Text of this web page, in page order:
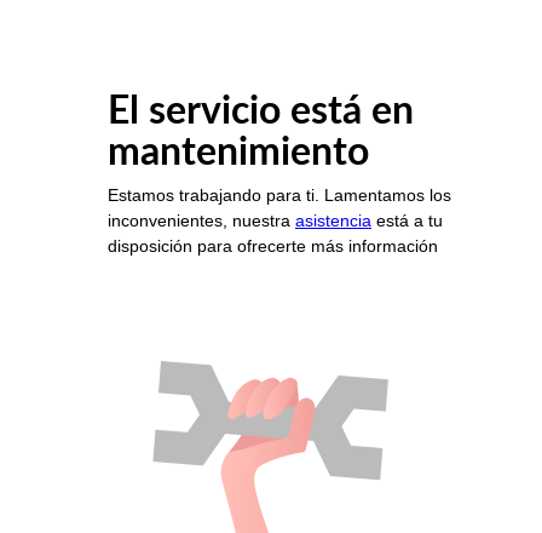
El servicio está en
mantenimiento
Estamos trabajando para ti. Lamentamos los
inconvenientes, nuestra asistencia está a tu
disposición para ofrecerte más información